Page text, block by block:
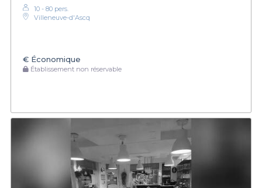
10 - 80 pers.
Villeneuve-d'Ascq
€ Économique
Établissement non réservable